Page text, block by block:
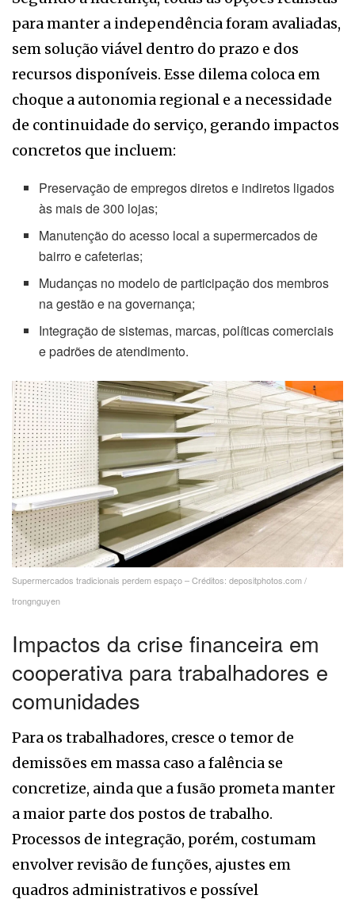
para manter a independência foram avaliadas,
sem solução viável dentro do prazo e dos
recursos disponíveis. Esse dilema coloca em
choque a autonomia regional e a necessidade
de continuidade do serviço, gerando impactos
concretos que incluem:
Preservação de empregos diretos e indiretos ligados
às mais de 300 lojas;
Manutenção do acesso local a supermercados de
bairro e cafeterias;
Mudanças no modelo de participação dos membros
na gestão e na governança;
Integração de sistemas, marcas, políticas comerciais
e padrões de atendimento.
Supermercados tradicionais perdem espaço – Créditos: depositphotos.com /
trongnguyen
Impactos da crise financeira em
cooperativa para trabalhadores e
comunidades
Para os trabalhadores, cresce o temor de
demissões em massa caso a falência se
concretize, ainda que a fusão prometa manter
a maior parte dos postos de trabalho.
Processos de integração, porém, costumam
envolver revisão de funções, ajustes em
quadros administrativos e possível